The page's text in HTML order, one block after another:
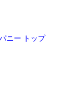
ニー トップ